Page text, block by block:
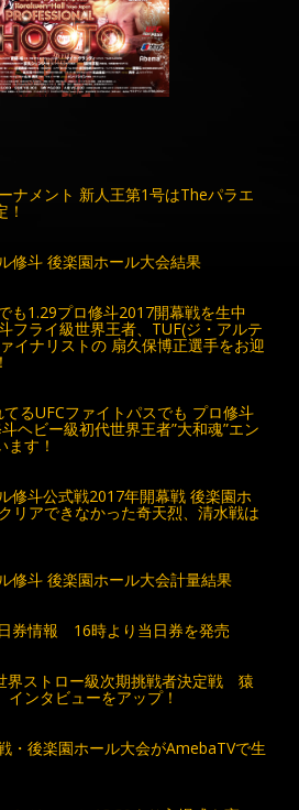
ナメント 新人王第1号はTheパラエ
修斗 後楽園ホール大会結果
も1.29プロ修斗2017開幕戦を生中
フライ級世界王者、TUF(ジ・アルテ
イナリストの 扇久保博正選手をお迎
るUFCファイトパスでも プロ修斗
ヘビー級初代世界王者”大和魂”エン
す！
修斗公式戦2017年開幕戦 後楽園ホ
アできなかった奇天烈、清水戦は
修斗 後楽園ホール大会計量結果
券情報 16時より当日券を発売
ストロー級次期挑戦者決定戦 猿
ンタビューをアップ！
・後楽園ホール大会がAmebaTVで生